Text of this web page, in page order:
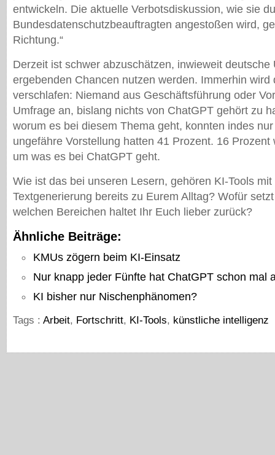
entwickeln. Die aktuelle Verbotsdiskussion, wie sie
Bundesdatenschutzbeauftragten angestoßen wird,
Richtung.“
Derzeit ist schwer abzuschätzen, inwieweit deutsche
ergebenden Chancen nutzen werden. Immerhin wird
verschlafen: Niemand aus Geschäftsführung oder
Umfrage an, bislang nichts von ChatGPT gehört zu
worum es bei diesem Thema geht, konnten indes
ungefähre Vorstellung hatten 41 Prozent. 16 Prozent
um was es bei ChatGPT geht.
Wie ist das bei unseren Lesern, gehören KI-Tools
Textgenerierung bereits zu Eurem Alltag? Wofür
welchen Bereichen haltet Ihr Euch lieber zurück?
Ähnliche Beiträge:
KMUs zögern beim KI-Einsatz
Nur knapp jeder Fünfte hat ChatGPT schon mal
KI bisher nur Nischenphänomen?
Tags : Arbeit, Fortschritt, KI-Tools, künstliche intelligenz